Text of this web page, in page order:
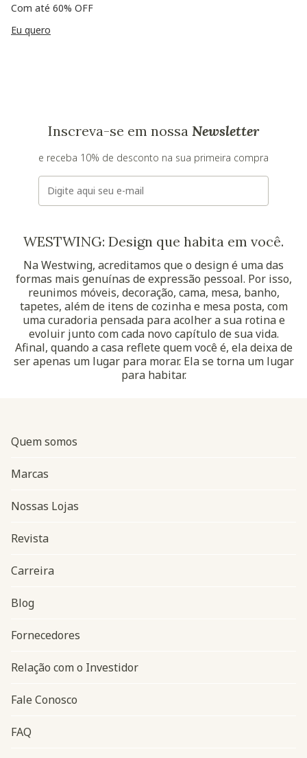
Com até 60% OFF
Eu quero
Inscreva-se em nossa Newsletter
e receba 10% de desconto na sua primeira compra
E-mail
WESTWING: Design que habita em você.
Na Westwing, acreditamos que o design é uma das
formas mais genuínas de expressão pessoal. Por isso,
reunimos móveis, decoração, cama, mesa, banho,
tapetes, além de itens de cozinha e mesa posta, com
uma curadoria pensada para acolher a sua rotina e
evoluir junto com cada novo capítulo de sua vida.
Afinal, quando a casa reflete quem você é, ela deixa de
ser apenas um lugar para morar. Ela se torna um lugar
para habitar.
Navegação do rodapé
Quem somos
Marcas
Nossas Lojas
Revista
Carreira
Blog
Fornecedores
Relação com o Investidor
Fale Conosco
FAQ